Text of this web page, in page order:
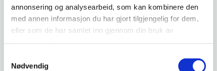
annonsering og analysearbeid, som kan kombinere den
med annen informasjon du har gjort tilgjengelig for dem,
eller som de har samlet inn gjennom din bruk av
Nødvendig
Hund og kjæledyr må være i bur eller veske under
overfarten. Transportveske settes på gulv/dekk.
båndtvang og vær årvåken for fuglelivet. Hund er